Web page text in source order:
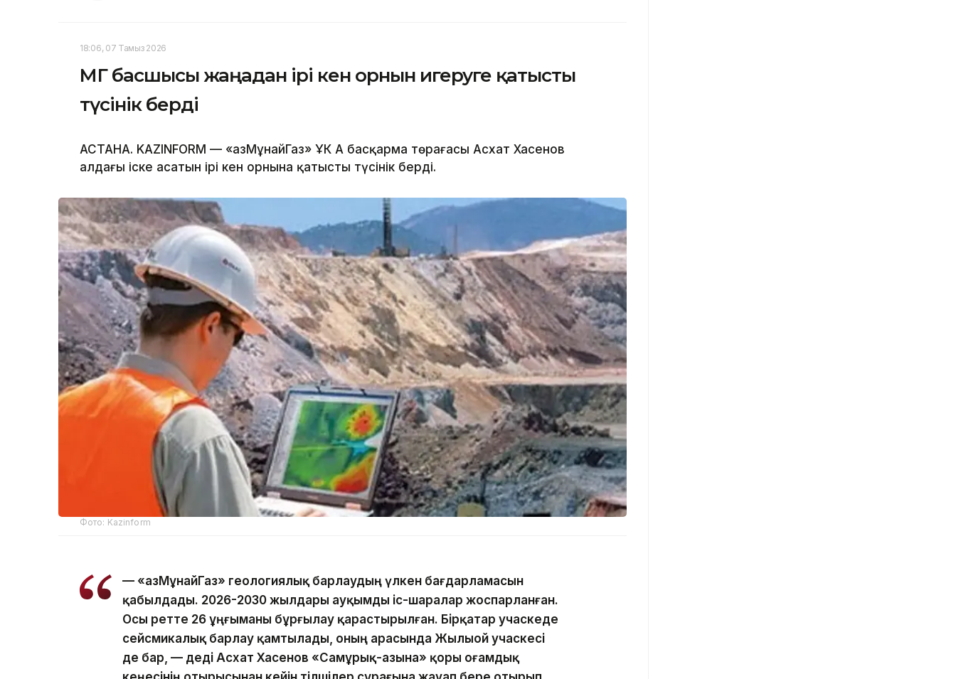
18:06, 07 Тамыз 2026
ҚМГ басшысы жаңадан ірі кен орнын игеруге қатысты
түсінік берді
АСТАНА. KAZINFORM — «ҚазМұнайГаз» ҰК АҚ басқарма төрағасы Асхат Хасенов
алдағы іске асатын ірі кен орнына қатысты түсінік берді.
Фото: Kazinform
— «ҚазМұнайГаз» геологиялық барлаудың үлкен бағдарламасын
қабылдады. 2026-2030 жылдары ауқымды іс-шаралар жоспарланған.
Осы ретте 26 ұңғыманы бұрғылау қарастырылған. Бірқатар учаскеде
сейсмикалық барлау қамтылады, оның арасында Жылыой учаскесі
де бар, — деді Асхат Хасенов «Самұрық-Қазына» қоры Қоғамдық